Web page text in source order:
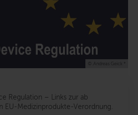
Regulation – Links zur ab
EU-Medizinprodukte-Verordnung.
© .Andreas Geick *